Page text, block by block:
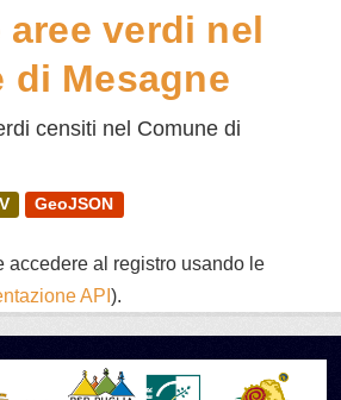
aree verdi nel
di Mesagne
censiti nel Comune di
GeoJSON
accedere al registro usando le
API ).